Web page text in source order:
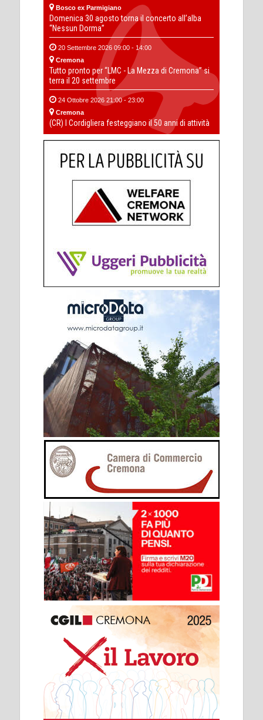
Bosco ex Parmigiano
Domenica 30 agosto torna il concerto all’alba
“Nessun Dorma”
20 Settembre 2026 09:00 - 14:00
Cremona
Tutto pronto per “LMC - La Mezza di Cremona” si
terra il 20 settembre
24 Ottobre 2026 21:00 - 23:00
Cremona
(CR) I Cordigliera festeggiano il 50 anni di attività